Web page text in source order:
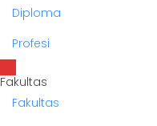
Diploma
Profesi
Fakultas
Fakultas